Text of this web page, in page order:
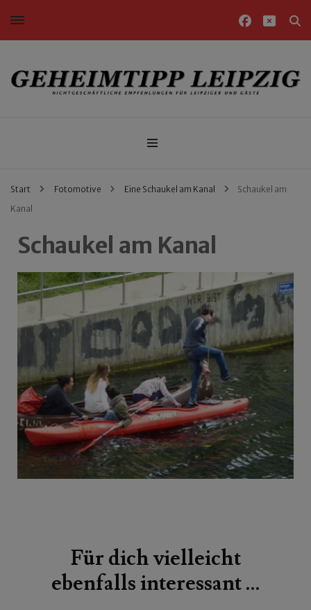
Nichtgeschäftliche Empfehlungen für Leipziger und Gäste
Start Fotomotive Eine Schaukel am Kanal
Schaukel am
Kanal
Schaukel am Kanal
Für dich vielleicht
ebenfalls interessant …